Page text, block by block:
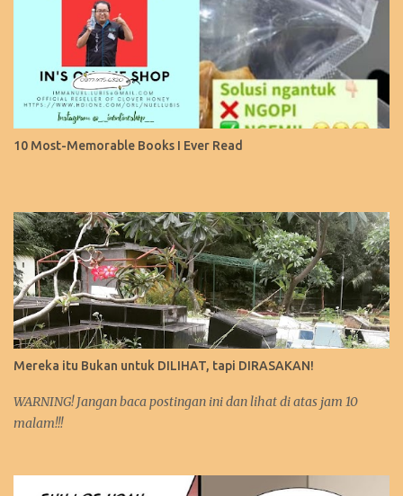
10 Most-Memorable Books I Ever Read
Mereka itu Bukan untuk DILIHAT, tapi DIRASAKAN!
WARNING! Jangan baca postingan ini dan lihat di atas jam 10
malam!!!